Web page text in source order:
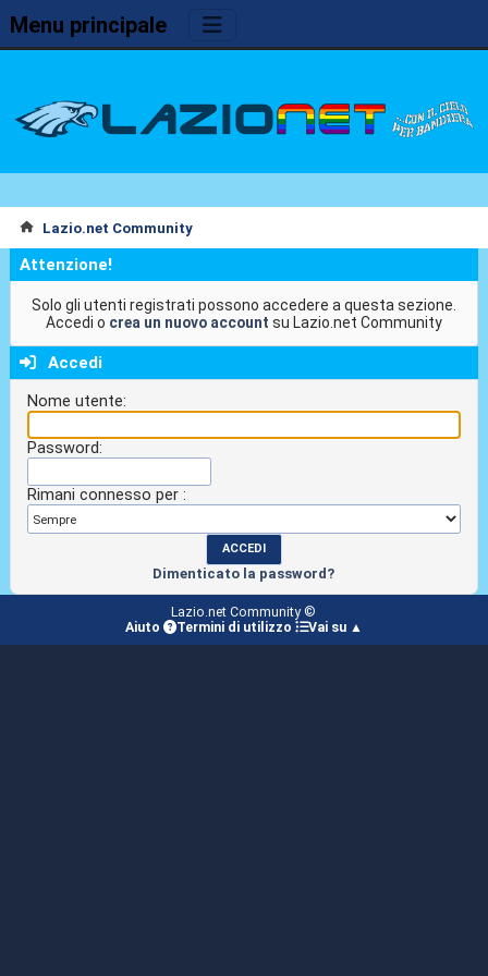
Menu principale
Lazio.net Community
Attenzione!
Solo gli utenti registrati possono accedere a questa sezione.
Accedi o crea un nuovo account su Lazio.net Community
Accedi
Nome utente:
Password:
Rimani connesso per :
Dimenticato la password?
Lazio.net Community ©
Aiuto
Termini di utilizzo Vai su ▲